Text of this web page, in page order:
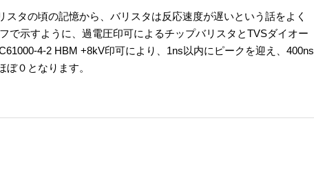
スタの頃の記憶から、バリスタは反応速度が遅いという話をよく
で示すように、過電圧印可によるチップバリスタとTVSダイオー
4-2 HBM +8kV印可により、1ns以内にピークを迎え、400ns
０となります。